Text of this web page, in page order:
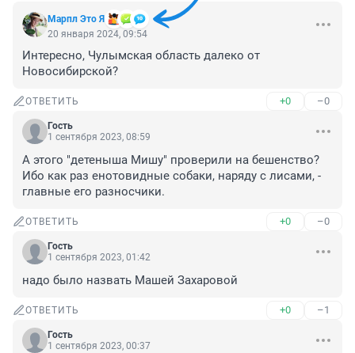
Марпл Это Я
20 января 2024, 09:54
Интересно, Чулымская область далеко от
Новосибирской?
ОТВЕТИТЬ +0 –0
Гость
1 сентября 2023, 08:59
А этого "детеныша Мишу" проверили на бешенство?
Ибо как раз енотовидные собаки, наряду с лисами, -
главные его разносчики.
ОТВЕТИТЬ +0 –0
Гость
1 сентября 2023, 01:42
надо было назвать Машей Захаровой
ОТВЕТИТЬ +0 –1
Гость
1 сентября 2023, 00:37